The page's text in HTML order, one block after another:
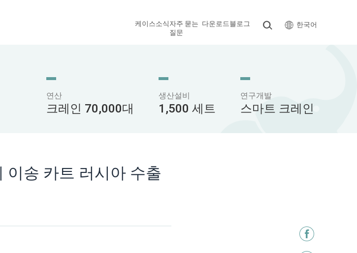
케이스소식자주 묻는
질문
다운로드블로그 한국어
연산
크레인 70,000대
생산설비
1,500 세트
연구개발
스마트 크레인
이송 카트 러시아 수출